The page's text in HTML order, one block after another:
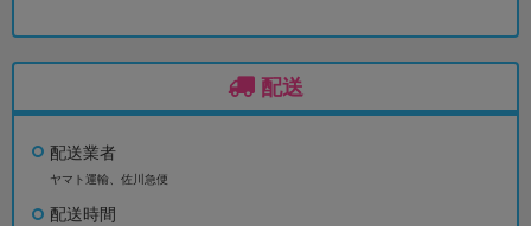
配送
配送業者
ヤマト運輸、佐川急便
配送時間